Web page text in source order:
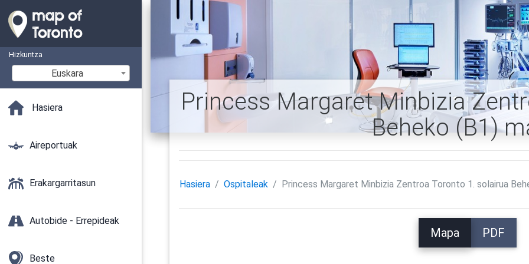
Hizkuntza
Euskara
Hasiera
Aireportuak
Erakargarritasun
Autobide - Errepideak
Beste
Princess Margaret Minbizia
Beheko (B1)
Hasiera Ospitaleak Princess Margaret Minbizia Zentroa Toronto 1. solairua
Mapa PDF